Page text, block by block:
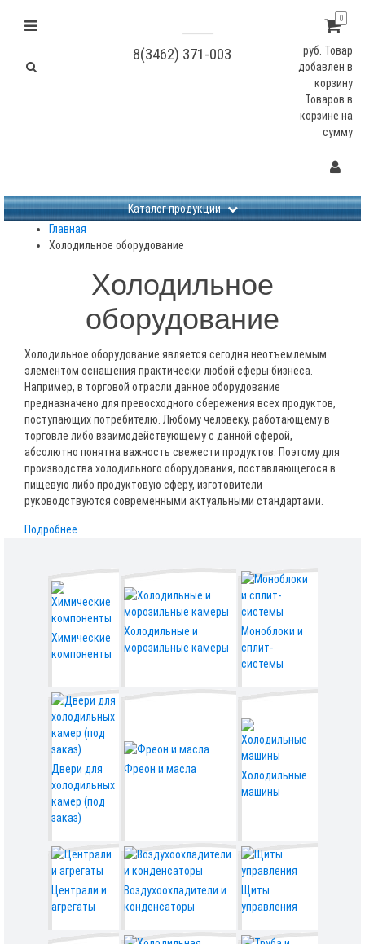
8(3462) 371-003
0
руб. Товар
добавлен в
корзину
Товаров в
корзине на
сумму
Не заданы изображения Каталог продукции
Главная
Холодильное оборудование
Холодильное
оборудование
Холодильное оборудование является сегодня неотъемлемым
элементом оснащения практически любой сферы бизнеса.
Например, в торговой отрасли данное оборудование
предназначено для превосходного сбережения всех продуктов,
поступающих потребителю. Любому человеку, работающему в
торговле либо взаимодействующему с данной сферой,
абсолютно понятна важность свежести продуктов. Поэтому для
производства холодильного оборудования, поставляющегося в
пищевую либо продуктовую сферу, изготовители
руководствуются современными актуальными стандартами.
Подробнее
Химические
компоненты
Холодильные и
морозильные камеры
Моноблоки и
сплит-
системы
Двери для
холодильных
камер (под
заказ)
Фреон и масла
Холодильные
машины
Централи и
агрегаты
Воздухоохладители и
конденсаторы
Щиты
управления